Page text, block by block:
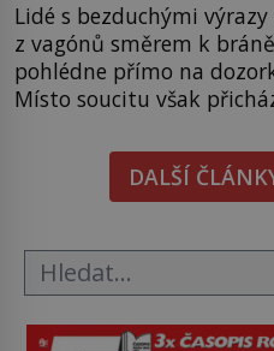
Lidé s bezduchými
z vagónů směrem k
pohlédne přímo na
Místo soucitu však
Rudolf Höss (1901–1947),
1979) či Heinrich
o koho se historie jen
DALŠÍ